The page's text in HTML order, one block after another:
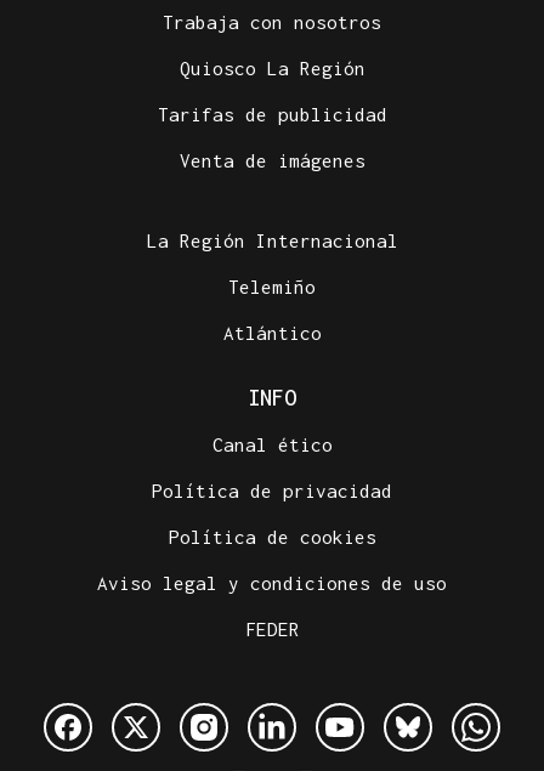
Trabaja con nosotros
Quiosco La Región
Tarifas de publicidad
Venta de imágenes
La Región Internacional
Telemiño
Atlántico
INFO
Canal ético
Política de privacidad
Política de cookies
Aviso legal y condiciones de uso
FEDER